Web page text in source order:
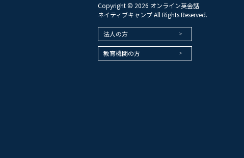
Copyright © 2026 オンライン英会話
ネイティブキャンプ All Rights Reserved.
法人の方
教育機関の方